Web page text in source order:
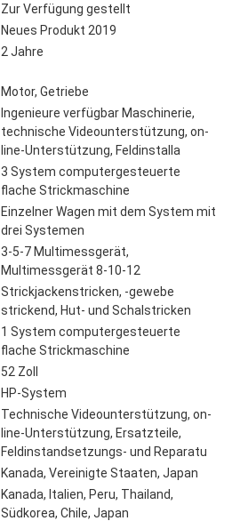
Zur Verfügung gestellt
Neues Produkt 2019
2 Jahre
Motor, Getriebe
Ingenieure verfügbar Maschinerie,
technische Videounterstützung, on-
line-Unterstützung, Feldinstalla
3 System computergesteuerte
flache Strickmaschine
Einzelner Wagen mit dem System mit
drei Systemen
3-5-7 Multimessgerät,
Multimessgerät 8-10-12
Strickjackenstricken, -gewebe
strickend, Hut- und Schalstricken
1 System computergesteuerte
flache Strickmaschine
52 Zoll
HP-System
Technische Videounterstützung, on-
line-Unterstützung, Ersatzteile,
Feldinstandsetzungs- und Reparatu
Kanada, Vereinigte Staaten, Japan
Kanada, Italien, Peru, Thailand,
Südkorea, Chile, Japan